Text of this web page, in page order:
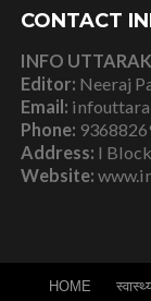
CONTACT
INFO
Editor: Neeraj
Email:
Phone:
Address: I
Website:
HOME